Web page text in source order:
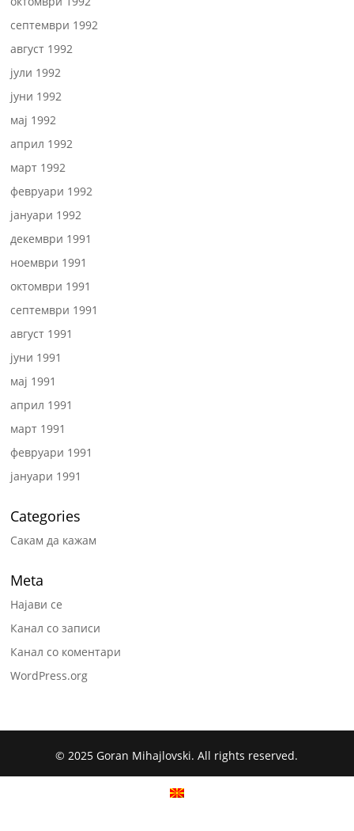
септември 1992
август 1992
јули 1992
јуни 1992
мај 1992
април 1992
март 1992
февруари 1992
јануари 1992
декември 1991
ноември 1991
октомври 1991
септември 1991
август 1991
јуни 1991
мај 1991
април 1991
март 1991
февруари 1991
јануари 1991
Categories
Сакам да кажам
Meta
Најави се
Канал со записи
Канал со коментари
WordPress.org
© 2025 Goran Mihajlovski. All rights reserved.